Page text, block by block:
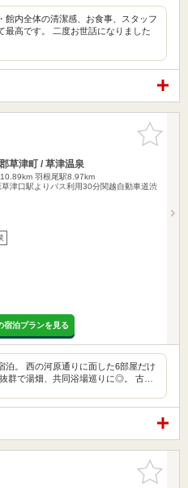
館内全体の清潔感、お食事、スタッフ
最高です。 二度お世話になりました
お気に入
りに追加
草津町 / 草津温泉
羽根尾駅8.97km
津口駅よりバス利用30分関越自動車道渋
宿泊プランを見る
泊。 西の河原通りに面した6部屋だけ
群で湯畑、共同浴場巡りに◎。 古…
お気に入
りに追加